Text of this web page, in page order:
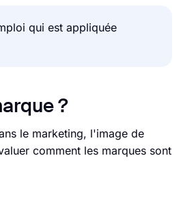
qui est appliquée
?
le marketing, l'image de
comment les marques sont